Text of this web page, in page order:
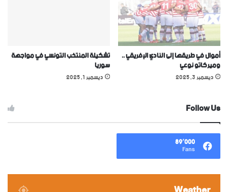
أموال في طريقها إلى النادي الإفريقي ..
وميركاتو نوعي
ديسمبر 3, 2025
تشكيلة المنتخب التونسي في مواجهة
سوريا
ديسمبر 1, 2025
Follow Us
89٬000
Fans